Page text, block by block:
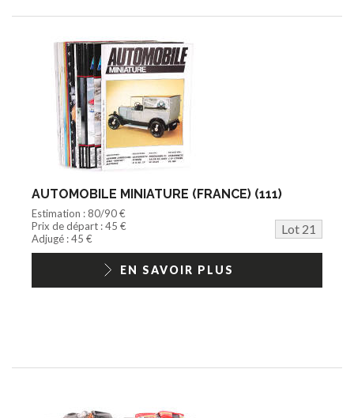
AUTOMOBILE MINIATURE (FRANCE) (111)
Estimation : 80/90 €
Prix de départ : 45 €
Lot 21
Adjugé : 45 €
EN SAVOIR PLUS